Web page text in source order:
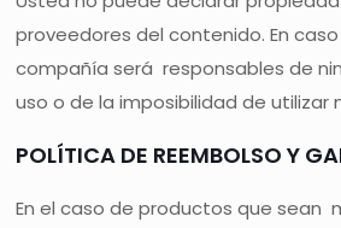
proveedores del contenido. En
compañía será responsables de
uso o de la imposibilidad de utilizar
POLÍTICA DE REEMBOLSO Y
En el caso de productos que sean